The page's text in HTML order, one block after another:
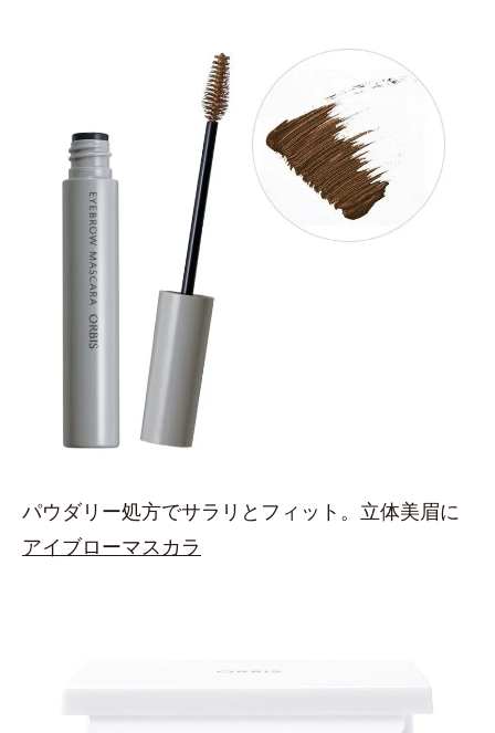
パウダリー処方でサラリとフィット。立体美眉に
アイブローマスカラ